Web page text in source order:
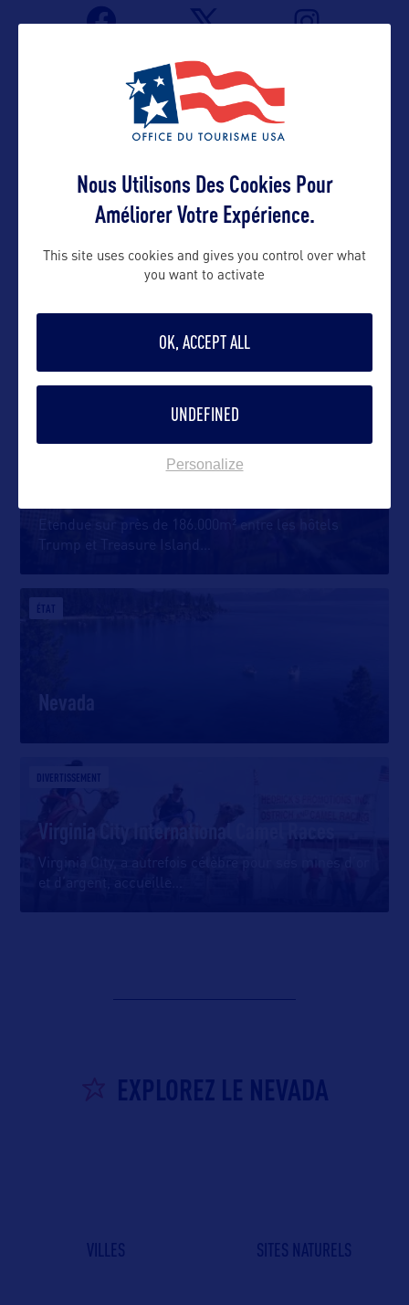
VOIR LE SITE
DANS LA MÊME CATEGORIE
SHOPPING
Etendue sur près de 186.000m² entre les hôtels
Trump et Treasure Island
ÉTAT
Nevada
DIVERTISSEMENT
Virginia City International Camel Races
Virginia City, a autrefois célèbre pour ses mines d’or
et d’argent, accueille
EXPLOREZ LE NEVADA
VILLES SITES NATURELS
Nous Utilisons Des Cookies Pour
Améliorer Votre Expérience.
This site uses cookies and gives you control over what
you want to activate
OK, ACCEPT ALL
UNDEFINED
Personalize